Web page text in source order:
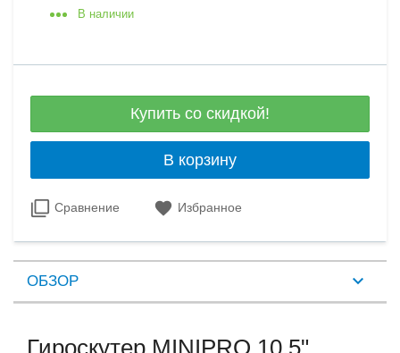
В наличии
Купить со скидкой!
В корзину
Сравнение Избранное
ОБЗОР
Гироскутер MINIPRO 10.5"